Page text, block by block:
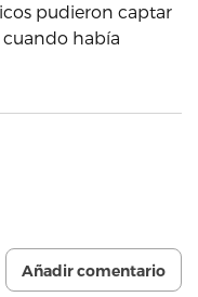
pudieron captar
cuando había
Añadir comentario